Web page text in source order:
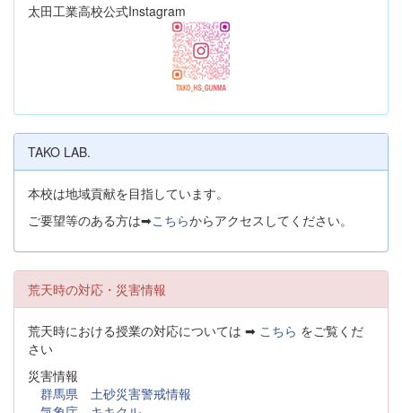
太田工業高校公式Instagram
TAKO LAB.
本校は地域貢献を目指しています。
ご要望等のある方は➡こちらからアクセスしてください。
荒天時の対応・災害情報
荒天時における授業の対応については ➡ こちら をご覧くだ
さい
災害情報
群馬県 土砂災害警戒情報